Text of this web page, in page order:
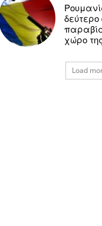
δεύτερο
χώρο της
Load